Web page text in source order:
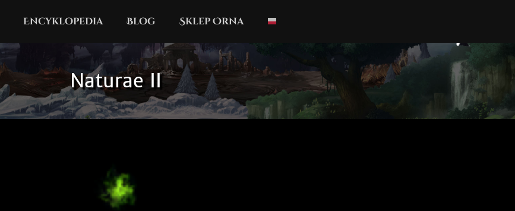
Encyklopedia Blog Sklep Orna
Naturae II